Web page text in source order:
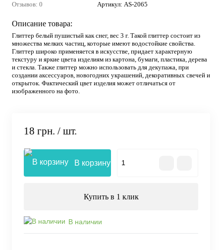
Отзывов: 0 Артикул: AS-2065
Описание товара:
Глиттер белый пушистый как снег, вес 3 г. Такой глиттер состоит из
множества мелких частиц, которые имеют водостойкие свойства.
Глиттер широко применяется в искусстве, придает характерную
текстуру и яркие цвета изделиям из картона, бумаги, пластика, дерева
и стекла. Также глиттер можно использовать для декупажа, при
создании аксессуаров, новогодних украшений, декоративных свечей и
открыток. Фактический цвет изделия может отличаться от
изображенного на фото.
18 грн. / шт.
В корзину
Купить в 1 клик
В наличии